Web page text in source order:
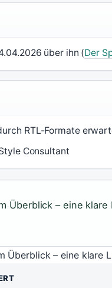
über ihn (Der
RTL-Formate
Consultant
Überblick – eine
Überblick – eine klare